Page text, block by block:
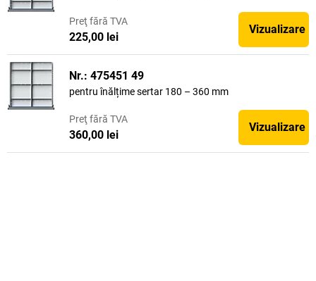
Preţ fără TVA
225,00 lei
Vizualizare
Nr.: 475451 49
pentru înălțime sertar 180 – 360 mm
Preţ fără TVA
360,00 lei
Vizualizare